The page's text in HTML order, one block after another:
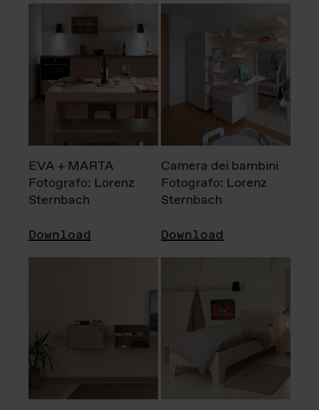
EVA + MARTA
Fotografo: Lorenz
Sternbach
Download
Camera dei bambini
Fotografo: Lorenz
Sternbach
Download